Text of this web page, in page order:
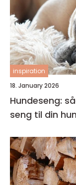
inspiration
18. January 2026
Hundeseng:
seng til din